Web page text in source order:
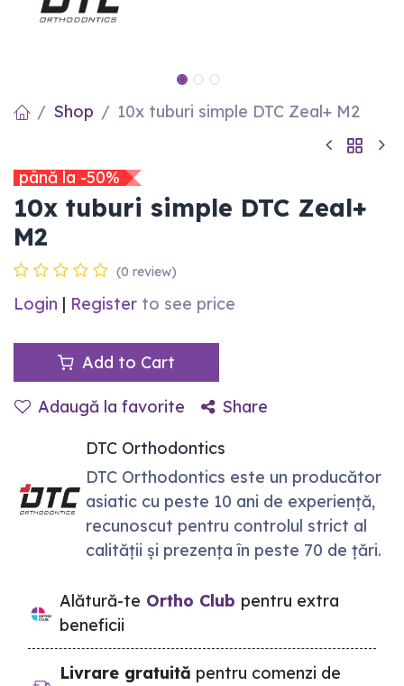
Shop 10x tuburi simple DTC Zeal+ M2
până la -50%
10x tuburi simple DTC Zeal+
M2
(0 review)
Login | Register to see price
Add to Cart
Adaugă la favorite
Share
DTC Orthodontics
DTC Orthodontics este un producător
asiatic cu peste 10 ani de experiență,
recunoscut pentru controlul strict al
calității și prezența în peste 70 de țări.
Alătură-te Ortho Club pentru extra
beneficii
Livrare gratuită pentru comenzi de